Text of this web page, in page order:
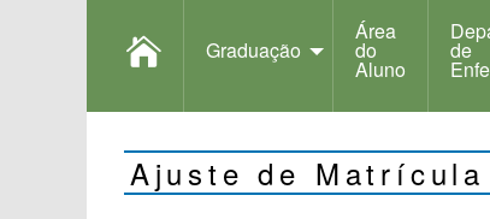
Graduação
Área
do
Aluno
de
Ajuste de Matrícula